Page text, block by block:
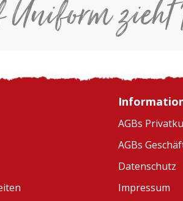
Uniform
AGBs
AGBs
Datenschutz
Impressum